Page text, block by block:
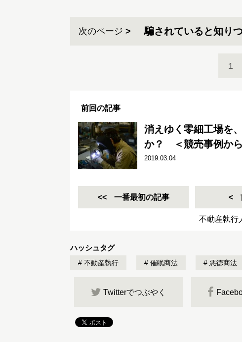
次のページ 騙されていると知り
1
前回の記事
消えゆく零細工場を
か？ ＜競売事例か
2019.03.04
一番最初の記事
不動産執行
ハッシュタグ
不動産執行 催眠商法 悪徳商法
Twitterでつぶやく